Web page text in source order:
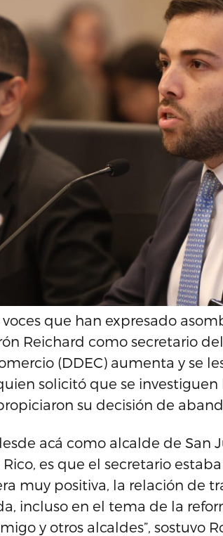
que han expresado
Reichard como secretario
(DDEC) aumenta y se
solicitó que se
su decisión de
acá como alcalde de San
es que el secretario
muy positiva, la relación de
incluso en el tema de la
y otros alcaldes”, sostuvo